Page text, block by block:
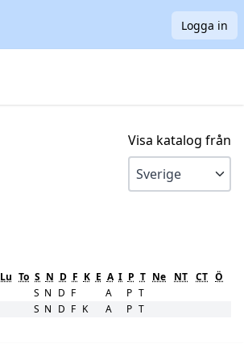
Logga in
Visa katalog från
Lu To S N D F K E A I P T Ne NT CT Ö
S N D F A P T
S N D F K A P T